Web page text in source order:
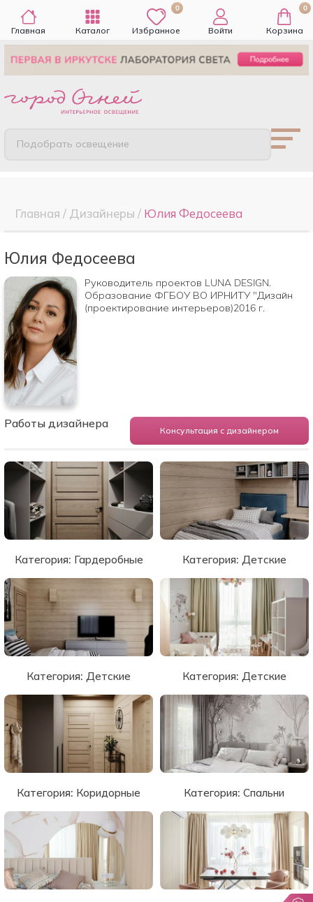
Главная Каталог
0
Избранное Войти
0
Корзина
Подобрать освещение
Главная / Дизайнеры / Юлия Федосеева
Юлия Федосеева
Руководитель проектов LUNA DESIGN.
Образование ФГБОУ ВО ИРНИТУ "Дизайн
(проектирование интерьеров)2016 г.
Работы дизайнера
Консультация с дизайнером
Категория: Гардеробные Категория: Детские
Категория:Детские Категория: Детские
Категория: Коридорные Категория:Спальни